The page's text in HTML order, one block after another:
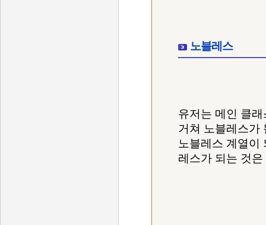
노블레스
유저는 메인 클
거쳐 노블레스가
노블레스 계열이
레스가 되는 것